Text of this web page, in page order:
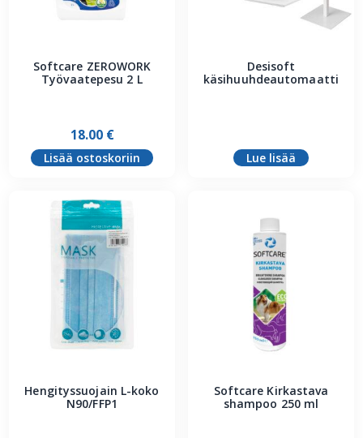
Softcare ZEROWORK
Työvaatepesu 2 L
18.00 €
Lisää ostoskoriin
Desisoft
käsihuuhdeautomaatti
Lue lisää
Hengityssuojain L-koko
N90/FFP1
Softcare Kirkastava
shampoo 250 ml